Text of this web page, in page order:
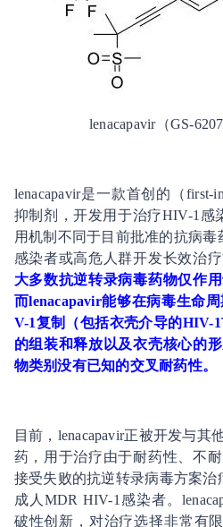
lenacapavir（GS-
lenacapavir是一款首创的（first-
抑制剂，开发用于治疗HIV-1感
用机制不同于目前批准的抗病
感染者或高危人群开发长效治疗
大多数抗逆转录病毒药物仅作
而lenacapavir能够在病毒生命
V-1复制（包括衣壳介导的HIV-
的组装和释放以及衣壳核心的
物类别没有已知的交叉耐药性。
目前，lenacapavir正被开发与其
药，用于治疗由于耐药性、不
接受失败的抗逆转录病毒方案治
成人MDR HIV-1感染者。
破性创新，对治疗选择非常有